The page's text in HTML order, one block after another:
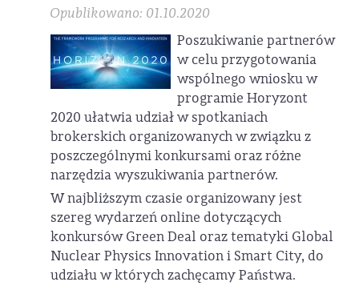
Opublikowano: 01.10.2020
Poszukiwanie partnerów
w celu przygotowania
wspólnego wniosku w
programie Horyzont
2020 ułatwia udział w spotkaniach
brokerskich organizowanych w związku z
poszczególnymi konkursami oraz różne
narzędzia wyszukiwania partnerów.
W najbliższym czasie organizowany jest
szereg wydarzeń online dotyczących
konkursów Green Deal oraz tematyki Global
Nuclear Physics Innovation i Smart City, do
udziału w których zachęcamy Państwa.